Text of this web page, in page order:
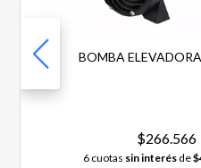
BOMBA
$266.566
6 cuotas sin interésde